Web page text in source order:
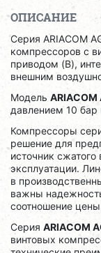
ОПИСАНИЕ
Серия ARIACOM
компрессоров с
приводом (B),
внешним
Модель ARIACOM
давлением 10 бар
Компрессоры
решение для
источник
эксплуатации.
в
важны
соотношение
Серия ARIACOM
винтовых